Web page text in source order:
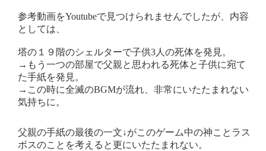
参考動画をYoutubeで見つけられませんでしたが、内容
としては、
塔の１９階のシェルターで子供3人の死体を発見。
→もう一つの部屋で父親と思われる死体と子供に宛て
た手紙を発見。
→この時に全滅のBGMが流れ、非常にいたたまれない
気持ちに。
父親の手紙の最後の一文↓がこのゲーム中の神ことラス
ボスのことを考えると更にいたたまれない。